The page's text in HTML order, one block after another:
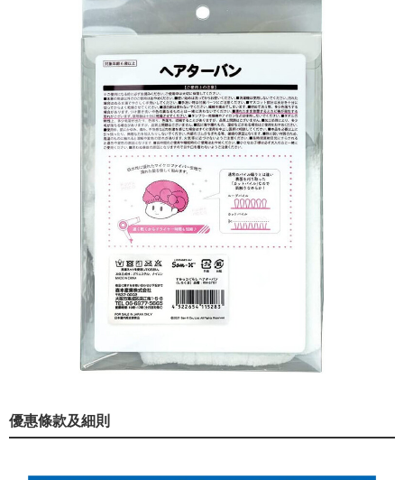
優惠條款及細則